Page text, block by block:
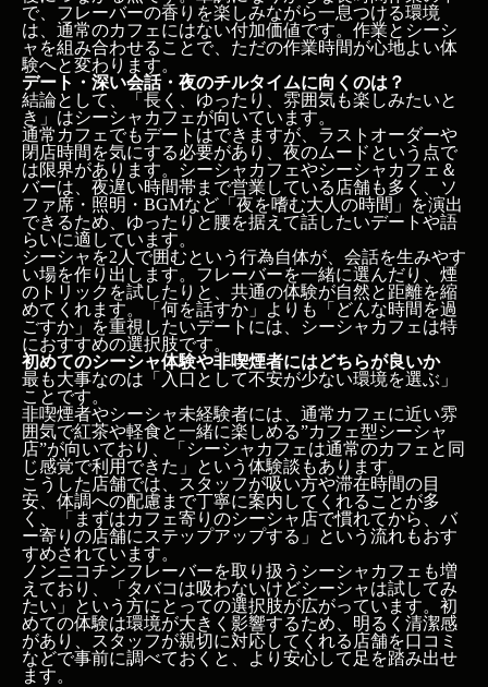
で、フレーバーの香りを楽しみながら一息つける環境
は、通常のカフェにはない付加価値です。作業とシーシ
ャを組み合わせることで、ただの作業時間が心地よい体
験へと変わります。
デート・深い会話・夜のチルタイムに向くのは？
結論として、「長く、ゆったり、雰囲気も楽しみたいと
き」はシーシャカフェが向いています。
通常カフェでもデートはできますが、ラストオーダーや
閉店時間を気にする必要があり、夜のムードという点で
は限界があります。シーシャカフェやシーシャカフェ＆
バーは、夜遅い時間帯まで営業している店舗も多く、ソ
ファ席・照明・BGMなど「夜を嗜む大人の時間」を演出
できるため、ゆったりと腰を据えて話したいデートや語
らいに適しています。
シーシャを2人で囲むという行為自体が、会話を生みやす
い場を作り出します。フレーバーを一緒に選んだり、煙
のトリックを試したりと、共通の体験が自然と距離を縮
めてくれます。「何を話すか」よりも「どんな時間を過
ごすか」を重視したいデートには、シーシャカフェは特
におすすめの選択肢です。
初めてのシーシャ体験や非喫煙者にはどちらが良いか
最も大事なのは「入口として不安が少ない環境を選ぶ」
ことです。
非喫煙者やシーシャ未経験者には、通常カフェに近い雰
囲気で紅茶や軽食と一緒に楽しめる”カフェ型シーシャ
店”が向いており、「シーシャカフェは通常のカフェと同
じ感覚で利用できた」という体験談もあります。
こうした店舗では、スタッフが吸い方や滞在時間の目
安、体調への配慮まで丁寧に案内してくれることが多
く、「まずはカフェ寄りのシーシャ店で慣れてから、バ
ー寄りの店舗にステップアップする」という流れもおす
すめされています。
ノンニコチンフレーバーを取り扱うシーシャカフェも増
えており、「タバコは吸わないけどシーシャは試してみ
たい」という方にとっての選択肢が広がっています。初
めての体験は環境が大きく影響するため、明るく清潔感
があり、スタッフが親切に対応してくれる店舗を口コミ
などで事前に調べておくと、より安心して足を踏み出せ
ます。